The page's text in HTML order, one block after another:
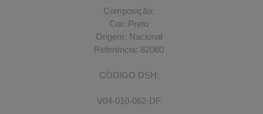
Composição:
Cor: Preto
Origem: Nacional
Referência: 82060
CÓDIGO DSH:
V04-010-062-DF